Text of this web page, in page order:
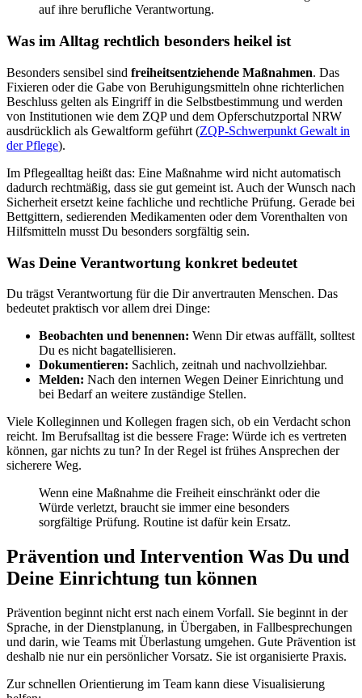
Was im Alltag rechtlich besonders heikel ist
Besonders sensibel sind freiheitsentziehende Maßnahmen. Das
Fixieren oder die Gabe von Beruhigungsmitteln ohne richterlichen
Beschluss gelten als Eingriff in die Selbstbestimmung und werden
von Institutionen wie dem ZQP und dem Opferschutzportal NRW
ausdrücklich als Gewaltform geführt (ZQP-Schwerpunkt Gewalt in
der Pflege).
Im Pflegealltag heißt das: Eine Maßnahme wird nicht automatisch
dadurch rechtmäßig, dass sie gut gemeint ist. Auch der Wunsch nach
Sicherheit ersetzt keine fachliche und rechtliche Prüfung. Gerade bei
Bettgittern, sedierenden Medikamenten oder dem Vorenthalten von
Hilfsmitteln musst Du besonders sorgfältig sein.
Was Deine Verantwortung konkret bedeutet
Du trägst Verantwortung für die Dir anvertrauten Menschen. Das
bedeutet praktisch vor allem drei Dinge:
Beobachten und benennen: Wenn Dir etwas auffällt, solltest
Du es nicht bagatellisieren.
Dokumentieren: Sachlich, zeitnah und nachvollziehbar.
Melden: Nach den internen Wegen Deiner Einrichtung und
bei Bedarf an weitere zuständige Stellen.
Viele Kolleginnen und Kollegen fragen sich, ob ein Verdacht schon
reicht. Im Berufsalltag ist die bessere Frage: Würde ich es vertreten
können, gar nichts zu tun? In der Regel ist frühes Ansprechen der
sicherere Weg.
Wenn eine Maßnahme die Freiheit einschränkt oder die
Würde verletzt, braucht sie immer eine besonders
sorgfältige Prüfung. Routine ist dafür kein Ersatz.
Prävention und Intervention Was Du und
Deine Einrichtung tun können
Prävention beginnt nicht erst nach einem Vorfall. Sie beginnt in der
Sprache, in der Dienstplanung, in Übergaben, in Fallbesprechungen
und darin, wie Teams mit Überlastung umgehen. Gute Prävention ist
deshalb nie nur ein persönlicher Vorsatz. Sie ist organisierte Praxis.
Zur schnellen Orientierung im Team kann diese Visualisierung